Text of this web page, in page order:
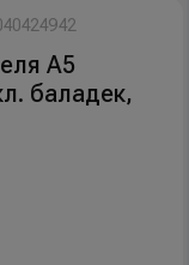
А5
баладек,